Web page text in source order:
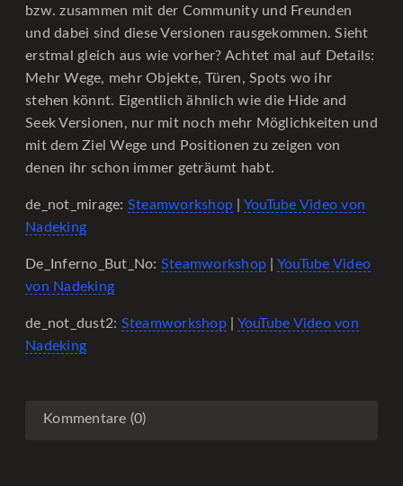
bzw. zusammen mit der Community und Freunden
und dabei sind diese Versionen rausgekommen. Sieht
erstmal gleich aus wie vorher? Achtet mal auf Details:
Mehr Wege, mehr Objekte, Türen, Spots wo ihr
stehen könnt. Eigentlich ähnlich wie die Hide and
Seek Versionen, nur mit noch mehr Möglichkeiten und
mit dem Ziel Wege und Positionen zu zeigen von
denen ihr schon immer geträumt habt.
de_not_mirage: Steamworkshop
YouTube Video von
Nadeking
De_Inferno_But_No: Steamworkshop
YouTube Video
von Nadeking
de_not_dust2: Steamworkshop| YouTube Video von
Nadeking
Kommentare (0)